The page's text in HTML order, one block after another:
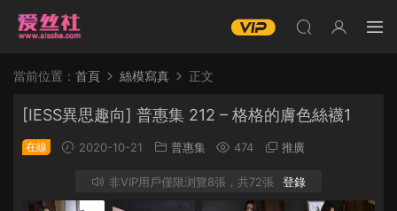
當前位置： 首頁 絲模寫真 正文
[IESS異思趣向] 普惠集 212 – 格格的膚色絲襪1
在線 2020-10-21 普惠集 474 推廣
非VIP用戶僅限浏覽8張，共72張 登錄